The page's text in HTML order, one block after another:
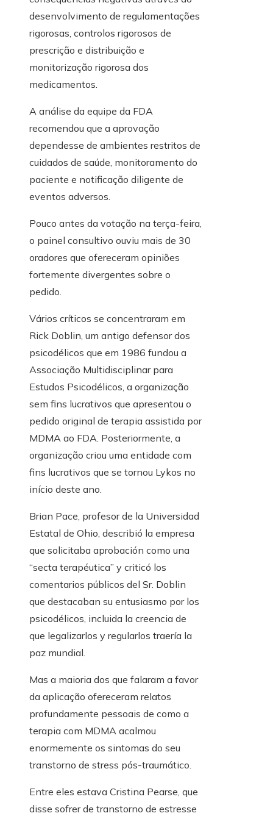
desenvolvimento de regulamentações
rigorosas, controlos rigorosos de
prescrição e distribuição e
monitorização rigorosa dos
medicamentos.
A análise da equipe da FDA
recomendou que a aprovação
dependesse de ambientes restritos de
cuidados de saúde, monitoramento do
paciente e notificação diligente de
eventos adversos.
Pouco antes da votação na terça-feira,
o painel consultivo ouviu mais de 30
oradores que ofereceram opiniões
fortemente divergentes sobre o
pedido.
Vários críticos se concentraram em
Rick Doblin, um antigo defensor dos
psicodélicos que em 1986 fundou a
Associação Multidisciplinar para
Estudos Psicodélicos, a organização
sem fins lucrativos que apresentou o
pedido original de terapia assistida por
MDMA ao FDA. Posteriormente, a
organização criou uma entidade com
fins lucrativos que se tornou Lykos no
início deste ano.
Brian Pace, profesor de la Universidad
Estatal de Ohio, describió la empresa
que solicitaba aprobación como una
“secta terapéutica” y criticó los
comentarios públicos del Sr. Doblin
que destacaban su entusiasmo por los
psicodélicos, incluida la creencia de
que legalizarlos y regularlos traería la
paz mundial.
Mas a maioria dos que falaram a favor
da aplicação ofereceram relatos
profundamente pessoais de como a
terapia com MDMA acalmou
enormemente os sintomas do seu
transtorno de stress pós-traumático.
Entre eles estava Cristina Pearse, que
disse sofrer de transtorno de estresse